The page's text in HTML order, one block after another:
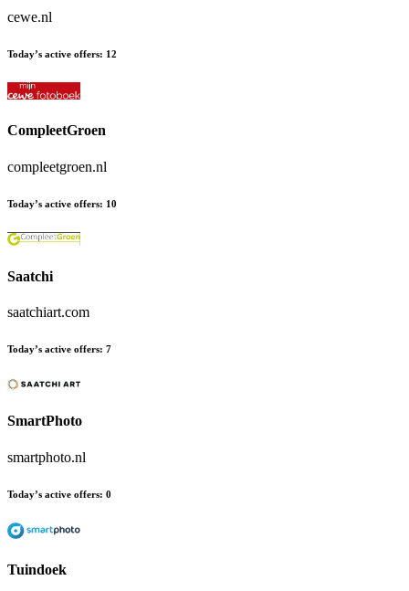
cewe.nl
Today’s active offers: 12
CompleetGroen
compleetgroen.nl
Today’s active offers: 10
Saatchi
saatchiart.com
Today’s active offers: 7
SmartPhoto
smartphoto.nl
Today’s active offers: 0
Tuindoek